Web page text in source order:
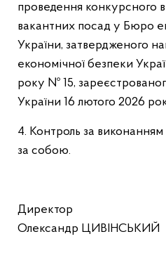
проведення конкурсного
вакантних посад у Бюро
України, затвердженого
економічної безпеки
року № 15,
України 16 лютого 2026
4. Контроль за
за собою.
Олександр ЦИВІНСЬКИЙ